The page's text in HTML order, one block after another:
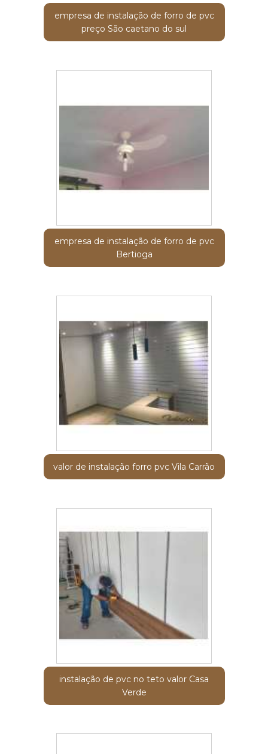
empresa de instalação de forro de pvc
preço São caetano do sul
empresa de instalação de forro de pvc
Bertioga
valor de instalação forro pvc Vila Carrão
instalação de pvc no teto valor Casa
Verde